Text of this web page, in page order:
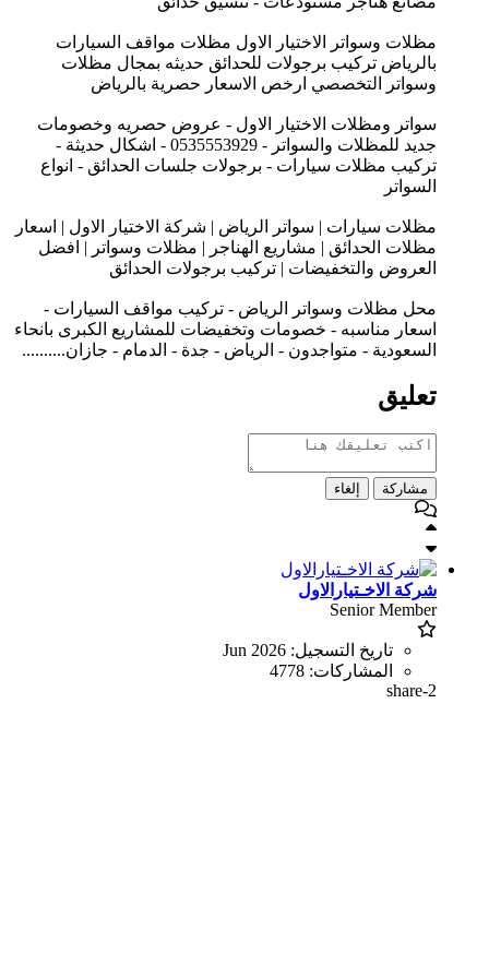
مظلات وسواتر الاختيار الاول مظلات مواقف السيارات
بالرياض تركيب برجولات للحدائق حديثه بمجال مظلات
وسواتر التخصصي ارخص الاسعار حصرية بالرياض
سواتر ومظلات الاختيار الاول - عروض حصريه وخصومات
جديد للمظلات والسواتر - 0535553929 - اشكال حديثة -
تركيب مظلات سيارات - برجولات جلسات الحدائق - انواع
السواتر
مظلات سيارات | سواتر الرياض | شركة الاختيار الاول | اسعار
مظلات الحدائق | مشاريع الهناجر | مظلات وسواتر | افضل
العروض والتخفيضات | تركيب برجولات الحدائق
محل مظلات وسواتر الرياض - تركيب مواقف السيارات -
اسعار مناسبه - خصومات وتخفيضات للمشاريع الكبرى بانحاء
السعودية - متواجدون - الرياض - جدة - الدمام - جازان..........
تعليق
مشاركة إلغاء
شركة الاخـتيارالاول
Senior Member
تاريخ التسجيل: Jun 2026
المشاركات: 4778
share-2